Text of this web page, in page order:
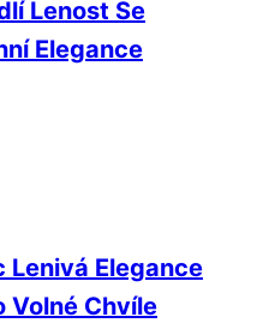
Lenost Se
Elegance
Lenivá Elegance
Volné Chvíle